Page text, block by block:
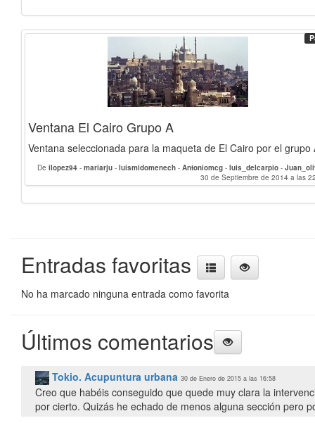
Ventana El Cairo Grupo A
Ventana seleccionada para la maqueta de El Cairo por el grupo
De ilopez94 - mariarju - luismidomenech - Antoniomcg - luis_delcarpio -
Oscar_GF-alfredovizcaino -
30 de Septiembre de 2014 a las
Entradas favoritas
No ha marcado ninguna entrada como favorita
Últimos comentarios
Tokio. Acupuntura urbana 30 de Enero de 2015 a las 16:58
Creo que habéis conseguido que quede muy clara la
por cierto. Quizás he echado de menos alguna sección pero